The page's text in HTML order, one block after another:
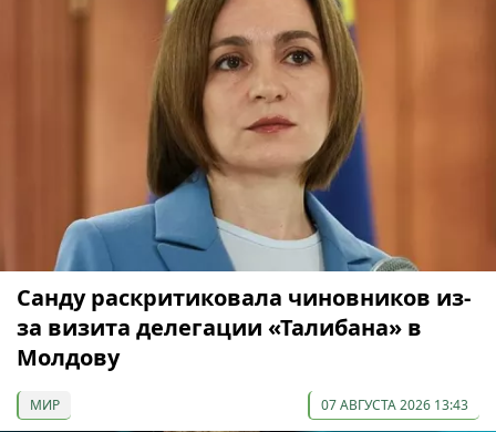
Санду раскритиковала чиновников из-
за визита делегации «Талибана» в
Молдову
МИР 07 АВГУСТА 2026 13:43